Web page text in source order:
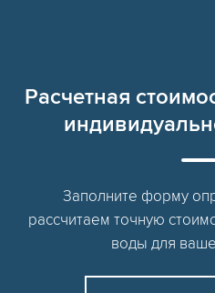
Расчетная
Заполните форму
рассчитаем точную
воды для